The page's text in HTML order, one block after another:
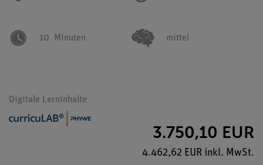
10 Minuten mittel
Digitale Lerninhalte
3.750,10 EUR
4.462,62 EUR inkl. MwSt.